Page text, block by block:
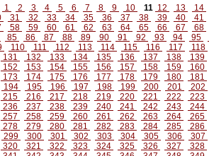
1 2 3 4 5 6 7 8 9 10 11 12 13 14
31 32 33 34 35 36 37 38 39 40 41
58 59 60 61 62 63 64 65 66 67 68
85 86 87 88 89 90 91 92 93 94 95
110 111 112 113 114 115 116 117 118
131 132 133 134 135 136 137 138 139
152 153 154 155 156 157 158 159 160
173 174 175 176 177 178 179 180 181
194 195 196 197 198 199 200 201 202
215 216 217 218 219 220 221 222 223
236 237 238 239 240 241 242 243 244
257 258 259 260 261 262 263 264 265
278 279 280 281 282 283 284 285 286
299 300 301 302 303 304 305 306 307
320 321 322 323 324 325 326 327 328